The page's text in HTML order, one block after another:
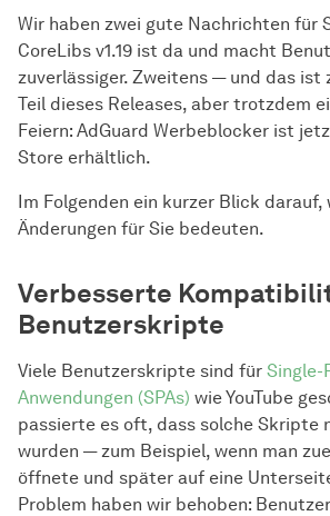
Wir haben zwei gute Nachrichten für
CoreLibs v1.19 ist da und macht
zuverlässiger. Zweitens — und das
Teil dieses Releases, aber trotzdem
Feiern: AdGuard Werbeblocker ist
Store erhältlich.
Im Folgenden ein kurzer Blick darauf,
Änderungen für Sie bedeuten.
Verbesserte
Benutzerskripte
Viele Benutzerskripte sind für Single-
Anwendungen (SPAs) wie YouTube
passierte es oft, dass solche Skripte
wurden — zum Beispiel, wenn man
öffnete und später auf eine
Problem haben wir behoben: